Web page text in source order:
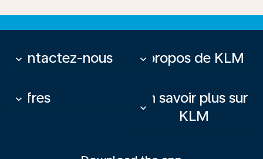
Contactez-nous
keyboard_arrow_down À propos de KLM
keyboard_arrow_down
Offres
keyboard_arrow_down
En savoir plus sur
KLM
keyboard_arrow_down